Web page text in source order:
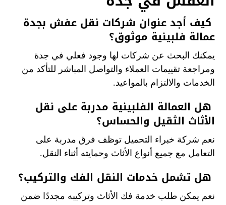
كيف أجد عنوان شركات نقل عفش بجدة
عمالة فلبينية موثوق؟
يمكنك البحث عن شركات لها وجود فعلي في جدة
ومراجعة تقييمات العملاء والتواصل المباشر للتأكد من
الخدمات والالتزام بالمواعيد.
هل العمالة الفلبينية مدربة على نقل
الأثاث الثقيل والحساس؟
نعم شركة خبراء التحميل توظف فرق مدربة على
التعامل مع جميع أنواع الأثاث وحمايته أثناء النقل.
هل تشمل خدمات النقل الفك والتركيب؟
نعم يمكن طلب خدمة فك الأثاث وتركيبه مجددًا ضمن